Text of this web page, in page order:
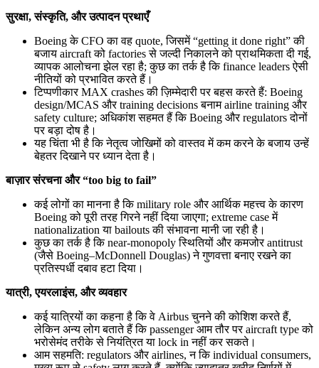
सुरक्षा, संस्कृति, और उत्पादन प्रथाएँ
Boeing के CFO का वह quote, जिसमें “getting it done right” की
बजाय aircraft को factories से जल्दी निकालने को प्राथमिकता दी गई,
व्यापक आलोचना झेल रहा है; कुछ का तर्क है कि finance leaders ऐसी
नीतियों को प्रभावित करते हैं।
टिप्पणीकार MAX crashes की ज़िम्मेदारी पर बहस करते हैं: Boeing
design/MCAS और training decisions बनाम airline training और
safety culture; अधिकांश सहमत हैं कि Boeing और regulators दोनों
पर बड़ा दोष है।
यह चिंता भी है कि नेतृत्व जोखिमों को वास्तव में कम करने के बजाय उन्हें
बेहतर दिखाने पर ध्यान देता है।
बाज़ार संरचना और “too big to fail”
कई लोगों का मानना है कि military role और आर्थिक महत्त्व के कारण
Boeing को पूरी तरह गिरने नहीं दिया जाएगा; extreme case में
nationalization या bailouts की संभावना मानी जा रही है।
कुछ का तर्क है कि near-monopoly स्थितियों और कमजोर antitrust
(जैसे Boeing–McDonnell Douglas) ने गुणवत्ता बनाए रखने का
प्रतिस्पर्धी दबाव हटा दिया।
यात्री, एयरलाइंस, और व्यवहार
कई यात्रियों का कहना है कि वे Airbus चुनने की कोशिश करते हैं,
लेकिन अन्य लोग बताते हैं कि passenger आम तौर पर aircraft type को
भरोसेमंद तरीके से नियंत्रित या lock in नहीं कर सकते।
आम सहमति: regulators और airlines, न कि individual consumers,